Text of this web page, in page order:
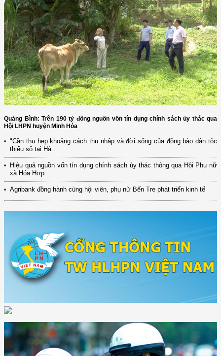
Quảng Bình: Trên 190 tỷ đồng nguồn vốn tín dụng chính sách ủy thác qua
Hội LHPN huyện Minh Hóa
"Cần thu hẹp khoảng cách thu nhập và đời sống của đồng bào dân tộc
thiểu số tại Hà...
Hiệu quả nguồn vốn tín dụng chính sách ủy thác thông qua Hội Phụ nữ
xã Hóa Hợp
Agribank đồng hành cùng hội viên, phụ nữ Bến Tre phát triển kinh tế